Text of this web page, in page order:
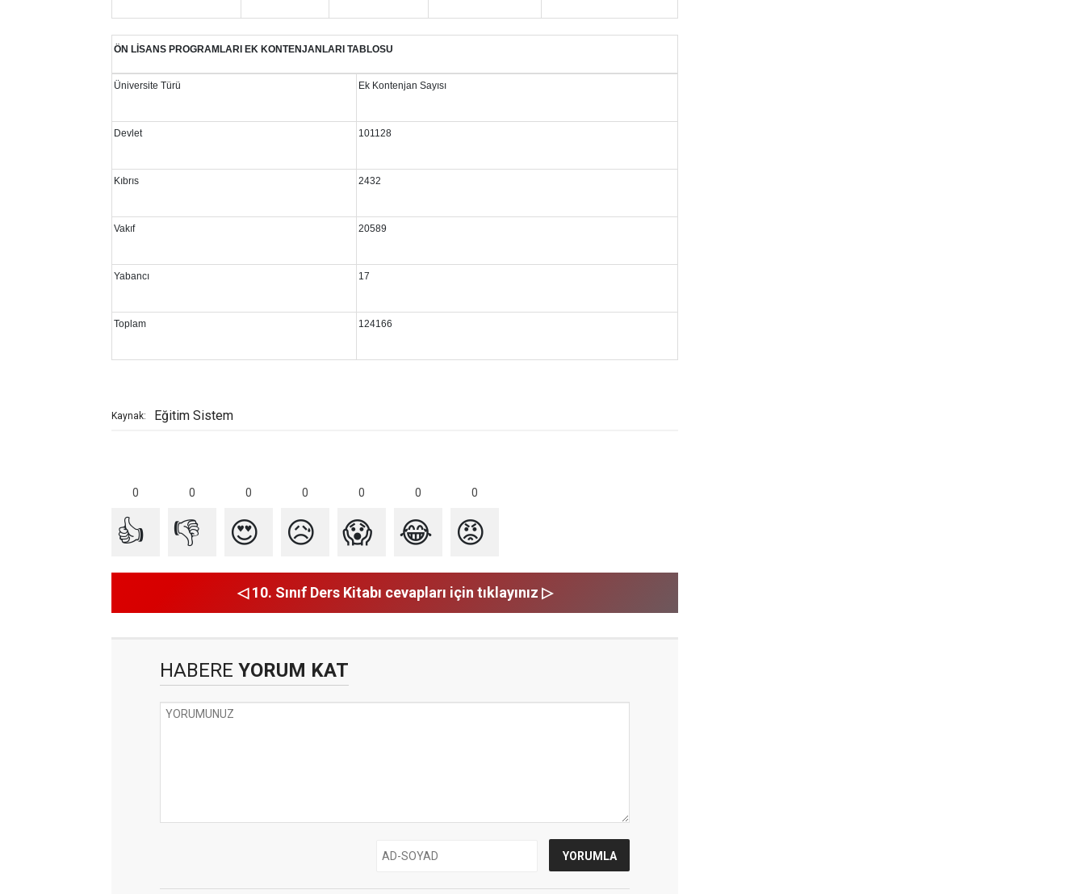
ÖN LİSANS PROGRAMLARI EK KONTENJANLARI TABLOSU
Üniversite Türü Ek Kontenjan Sayısı
Devlet 101128
Kıbrıs 2432
Vakıf 20589
Yabancı 17
Toplam 124166
Kaynak: Eğitim Sistem
0 0 0 0 0 0 0
👍 👎 😍 😥 😱 😂 😡
◁ 10. Sınıf Ders Kitabı cevapları için tıklayınız ▷
HABERE YORUM KAT